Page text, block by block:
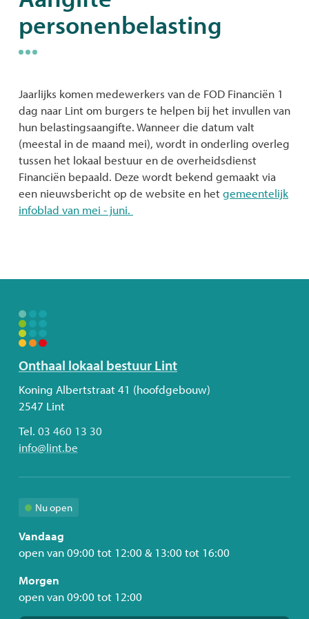
personenbelasting
Jaarlijks komen medewerkers van de FOD Financiën 1
dag naar Lint om burgers te helpen bij het invullen van
hun belastingsaangifte. Wanneer die datum valt
(meestal in de maand mei), wordt in onderling overleg
tussen het lokaal bestuur en de overheidsdienst
Financiën bepaald. Deze wordt bekend gemaakt via
een nieuwsbericht op de website en hetgemeentelijk
infoblad van mei - juni.
Volg
ons
Onthaal lokaal bestuur Lint
Adres
Koning Albertstraat 41 (hoofdgebouw)
2547 Lint
Tel. 03 460 13 30
E-
info@lint.be
Nu open
Vandaag
open van09:00 tot 12:00 & 13:00 tot 16:00
Morgen
open van09:00 tot 12:00